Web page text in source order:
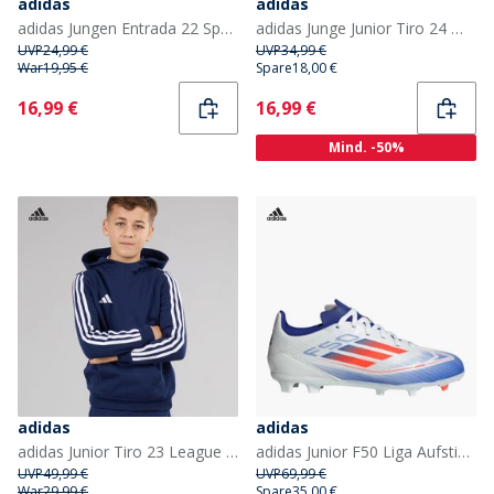
adidas Jungen Entrada 22 Sport Jacken Königsblau
UVP24,99 €
War19,95 €
Current
16,99 €
adidas Junge Junior Tiro 24 Wettkampf Poloshirt Schwarz/Team Dark Grey
UVP34,99 €
Spare18,00 €
Current
16,99 €
Mind. -50%
adidas
adidas Junior Tiro 23 League Kapuzenpullover Team Navy Blue
UVP49,99 €
adidas
adidas Junior F50 Liga Aufstiegspaket FG/MG Fester/Multiflächen Fußballschuhe Cloud White/Solar Red/Lucid Blue
UVP69,99 €